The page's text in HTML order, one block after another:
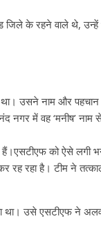
के रहने वाले थे, उन्हें
था। उसने नाम और
में वह ‘मनीष’ नाम
को ऐसे लगी
रहा है। टीम ने
था। उसे एसटीएफ ने